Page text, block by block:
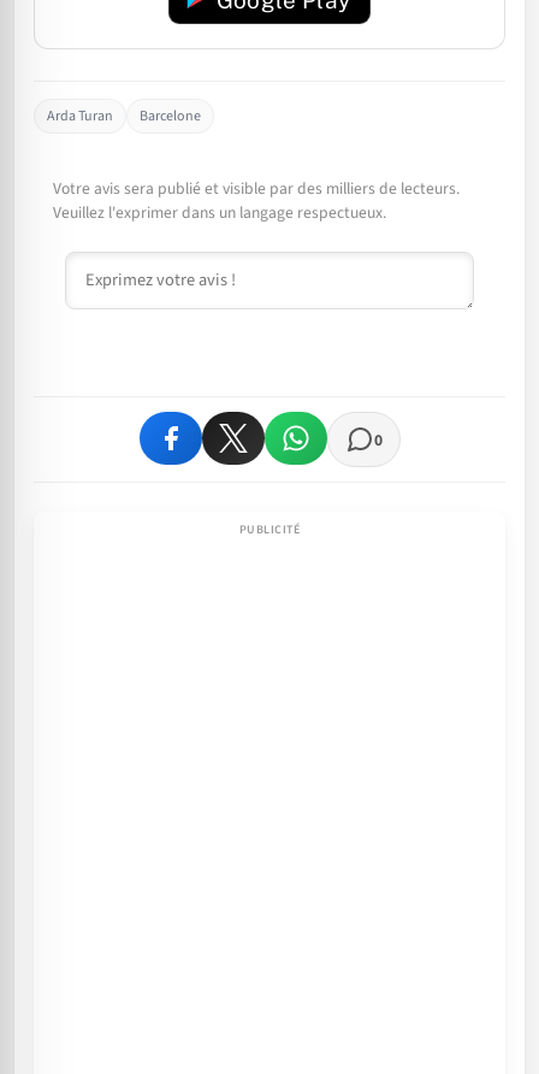
Arda Turan Barcelone
Votre avis sera publié et visible par des milliers de lecteurs.
Veuillez l'exprimer dans un langage respectueux.
Commentaire
0